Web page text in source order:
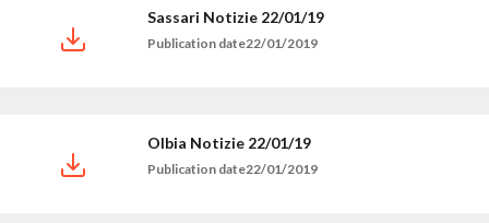
Sassari Notizie 22/01/19
Publication date22/01/2019
Olbia Notizie 22/01/19
Publication date22/01/2019